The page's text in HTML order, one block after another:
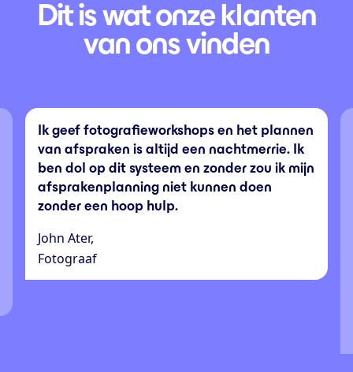
Dit is wat onze klanten
van ons vinden
Ik geef fotografieworkshops en het plannen
van afspraken is altijd een nachtmerrie. Ik
ben dol op dit systeem en zonder zou ik mijn
afsprakenplanning niet kunnen doen
zonder een hoop hulp.
John Ater,
Fotograaf